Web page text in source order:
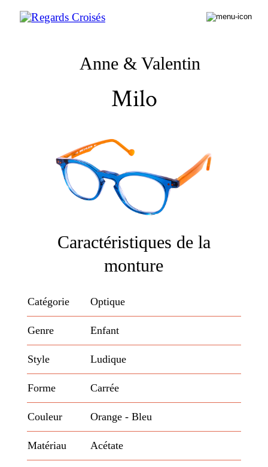
Anne & Valentin
Milo
Caractéristiques de la
monture
Catégorie Optique
Genre Enfant
Style Ludique
Forme Carrée
Couleur Orange - Bleu
Matériau Acétate